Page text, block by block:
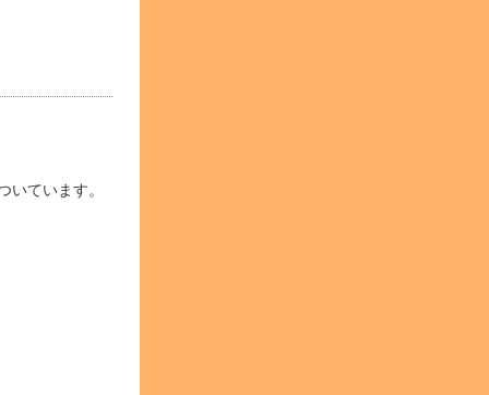
いています。